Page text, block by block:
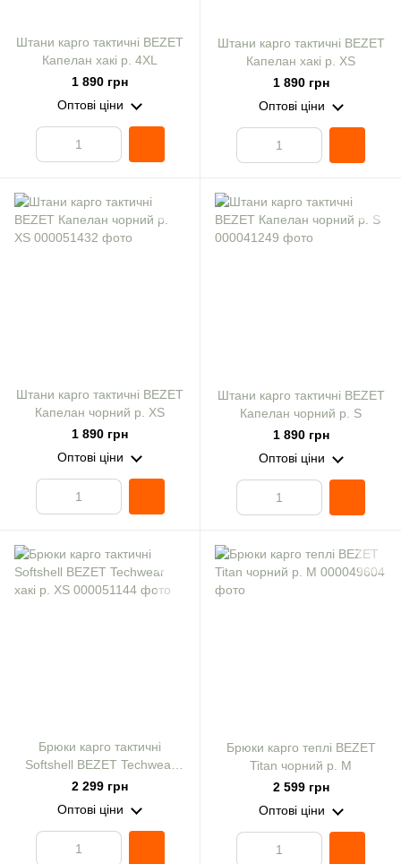
Штани карго тактичні BEZET
Капелан хакі р. 4XL
1 890 грн
Оптові ціни
Штани карго тактичні BEZET
Капелан хакі р. XS
1 890 грн
Оптові ціни
Штани карго тактичні BEZET
Капелан чорний р. XS
1 890 грн
Оптові ціни
Штани карго тактичні BEZET
Капелан чорний р. S
1 890 грн
Оптові ціни
Брюки карго тактичні
Softshell BEZET Techwear
хакі р. XS
2 299 грн
Оптові ціни
Брюки карго теплі BEZET
Titan чорний р. M
2 599 грн
Оптові ціни